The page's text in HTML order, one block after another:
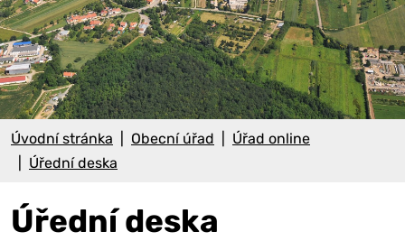
Úvodní stránka Obecní úřad
Úřad online
Úřední deska
Úřední deska